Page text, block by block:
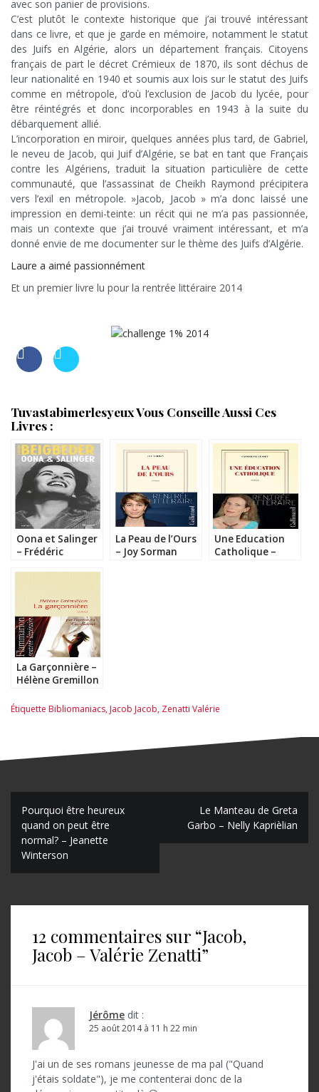
avec son panier de provisions.
C’est plutôt le contexte historique que j’ai trouvé intéressant
dans ce livre, et que je garde en mémoire, notamment le statut
des Juifs en Algérie, alors un département français. Citoyens
français de part le décret Crémieux de 1870, ils sont déchus de
leur nationalité en 1940 et soumis aux lois sur le statut des Juifs
comme en métropole, d’où l’exclusion de Jacob du lycée, pour
être réintégrés et donc incorporables en 1943 à la suite du
débarquement allié.
L’incorporation en miroir, quelques années plus tard, de Gabriel,
le neveu de Jacob, qui Juif d’Algérie, se bat en tant que Français
contre les Algériens, traduit la situation particulière de cette
communauté, que l’assassinat de Cheikh Raymond précipitera
vers l’exil en métropole. »Jacob, Jacob » m’a donc laissé une
impression en demi-teinte: un récit qui ne m’a pas passionnée,
mais un contexte que j’ai trouvé vraiment intéressant, et m’a
donné envie de me documenter sur le thème des Juifs d’Algérie.
Laure a aimé passionnément
Et un premier livre lu pour la rentrée littéraire 2014
Tuvastabimerlesyeux Vous Conseille Aussi Ces
Livres :
Oona et Salinger
– Frédéric
La Peau de l’Ours
– Joy Sorman
Une Education
Catholique –
La Garçonnière –
Hélène Gremillon
Étiquette Bibliomaniacs,Jacob Jacob, Zenatti Valérie
N
g
Pourquoi être heureux
quand on peut être
normal? – Jeanette
Winterson
Le Manteau de Greta
Garbo – Nelly Kaprièlian
12 commentaires sur “Jacob,
Jacob – Valérie Zenatti”
Jérôme dit :
25 août 2014 à 11 h 22 min
J'ai un de ses romans jeunesse de ma pal ("Quand
j'étais soldate"), je me contenterai donc de la